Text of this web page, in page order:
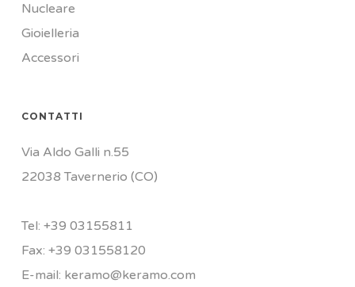
Nucleare
Gioielleria
Accessori
CONTATTI
Via Aldo Galli n.55
22038 Tavernerio (CO)
Tel: +39 03155811
Fax: +39 031558120
E-mail: keramo@keramo.com